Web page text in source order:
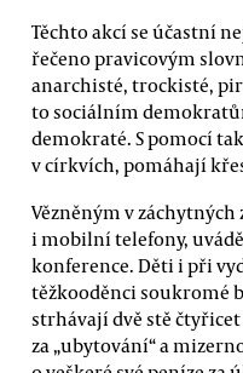
Těchto akcí se účastní
řečeno pravicovým
anarchisté, trockisté,
to sociálním
demokraté. S pomocí
v církvích, pomáhají
Vězněným v
i mobilní telefony,
konference. Děti i při
těžkooděnci soukromé
strhávají dvě stě
za „ubytování“ a